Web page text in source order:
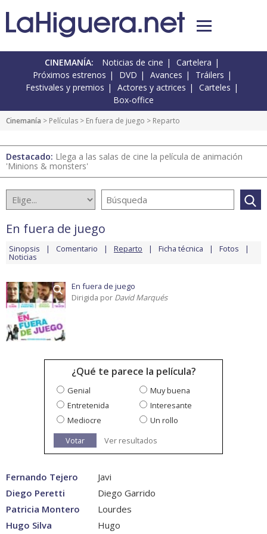
CINEMANÍA: Noticias de cine
Cartelera
Próximos estrenos
DVD Avances
Tráilers
Festivales y premios
Actores y actrices
Carteles
Box-office
Cinemanía > Películas > En fuera de juego > Reparto
Destacado: Llega a las salas de cine la película de animación
'Minions & monsters'
En fuera de juego
Sinopsis Comentario Reparto Ficha técnica Fotos
Noticias
En fuera de juego
Dirigida por David Marqués
¿Qué te parece la película?
Genial
Muy buena
Entretenida
Interesante
Mediocre
Un rollo
Votar
Ver resultados
Fernando Tejero
Javi
Diego Peretti
Diego Garrido
Patricia Montero
Lourdes
Hugo Silva
Hugo